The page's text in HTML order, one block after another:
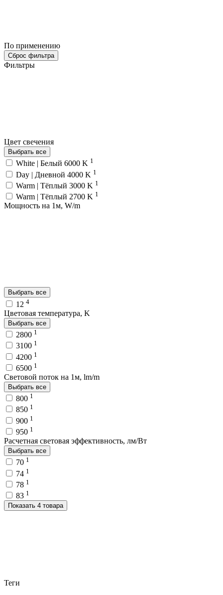
По применению
Сброс фильтра
Фильтры
Цвет свечения
Выбрать все
White | Белый 6000 K 1
Day | Дневной 4000 K 1
Warm | Тёплый 3000 K 1
Warm | Тёплый 2700 K 1
Мощность на 1м, W/m
Выбрать все
12 4
Цветовая температура, K
Выбрать все
2800 1
3100 1
4200 1
6500 1
Световой поток на 1м, lm/m
Выбрать все
800 1
850 1
900 1
950 1
Расчетная световая эффективность, лм/Вт
Выбрать все
70 1
74 1
78 1
83 1
Показать 4 товара
Теги